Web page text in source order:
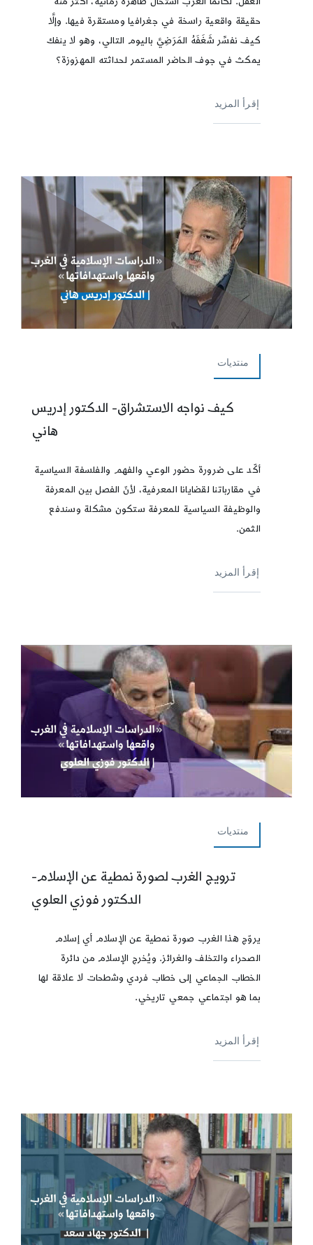
حقيقة واقعية راسخة في جغرافيا ومستقرة فيها. وإلَّا
كيف نفسِّر شَغَفَهُ المَرَضِيَّ باليوم التالي، وهو لا ينفك
يمكث في جوف الحاضر المستمر لحداثته المهزوزة؟
إقرأ المزيد
منتديات
كيف نواجه الاستشراق- الدكتور إدريس
هاني
أكّد على ضرورة حضور الوعي والفهم والفلسفة السياسية
في مقارباتنا لقضايانا المعرفية، لأنّ الفصل بين المعرفة
والوظيفة السياسية للمعرفة ستكون مشكلة وسندفع
الثمن.
إقرأ المزيد
منتديات
ترويج الغرب لصورة نمطية عن الإسلام-
الدكتور فوزي العلوي
يروّج هذا الغرب صورة نمطية عن الإسلام أي إسلام
الصحراء والتخلف والغرائز. ويُخرج الإسلام من دائرة
الخطاب الجماعي إلى خطاب فردي وشطحات لا علاقة لها
بما هو اجتماعي جمعي تاريخي.
إقرأ المزيد